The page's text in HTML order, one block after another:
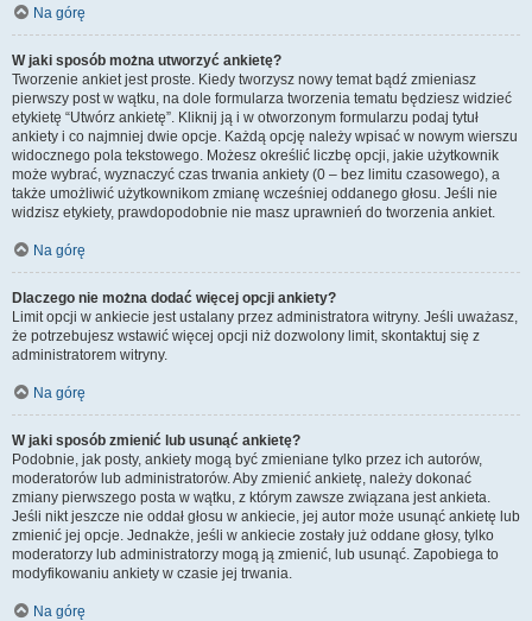
Na górę
W jaki sposób można utworzyć ankietę?
Tworzenie ankiet jest proste. Kiedy tworzysz nowy temat bądź zmieniasz
pierwszy post w wątku, na dole formularza tworzenia tematu będziesz widzieć
etykietę “Utwórz ankietę”. Kliknij ją i w otworzonym formularzu podaj tytuł
ankiety i co najmniej dwie opcje. Każdą opcję należy wpisać w nowym wierszu
widocznego pola tekstowego. Możesz określić liczbę opcji, jakie użytkownik
może wybrać, wyznaczyć czas trwania ankiety (0 – bez limitu czasowego), a
także umożliwić użytkownikom zmianę wcześniej oddanego głosu. Jeśli nie
widzisz etykiety, prawdopodobnie nie masz uprawnień do tworzenia ankiet.
Na górę
Dlaczego nie można dodać więcej opcji ankiety?
Limit opcji w ankiecie jest ustalany przez administratora witryny. Jeśli uważasz,
że potrzebujesz wstawić więcej opcji niż dozwolony limit, skontaktuj się z
administratorem witryny.
Na górę
W jaki sposób zmienić lub usunąć ankietę?
Podobnie, jak posty, ankiety mogą być zmieniane tylko przez ich autorów,
moderatorów lub administratorów. Aby zmienić ankietę, należy dokonać
zmiany pierwszego posta w wątku, z którym zawsze związana jest ankieta.
Jeśli nikt jeszcze nie oddał głosu w ankiecie, jej autor może usunąć ankietę lub
zmienić jej opcje. Jednakże, jeśli w ankiecie zostały już oddane głosy, tylko
moderatorzy lub administratorzy mogą ją zmienić, lub usunąć. Zapobiega to
modyfikowaniu ankiety w czasie jej trwania.
Na górę